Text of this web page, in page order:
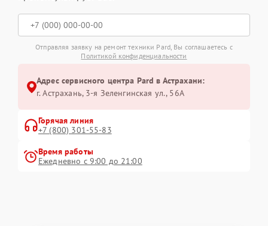
Отправляя заявку на ремонт техники Pard, Вы соглашаетесь с
Политикой конфиденциальности
Адрес сервисного центра Pard в Астрахани:
г. Астрахань, 3-я Зеленгинская ул., 56А
Горячая линия
+7 (800) 301-55-83
Время работы
Ежедневно с 9:00 до 21:00